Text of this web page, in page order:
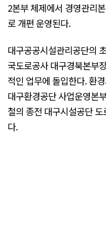
2본부 체제에서 경영관리
로 개편 운영된다.
대구공공시설관리공단의
국도로공사 대구경북본부
적인 업무에 돌입한다. 환
대구환경공단 사업운영본
철의 종전 대구시설공단
다.